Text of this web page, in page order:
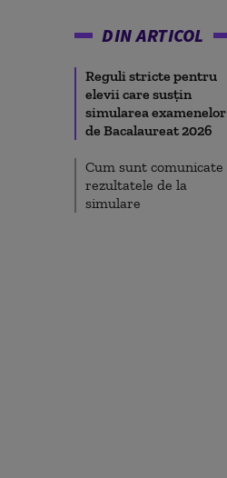
DIN ARTICOL
Reguli stricte pentru
elevii care susțin
simularea examenelor
de Bacalaureat 2026
Cum sunt comunicate
rezultatele de la
simulare